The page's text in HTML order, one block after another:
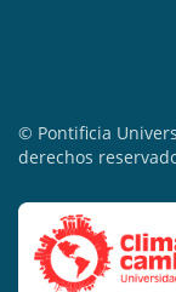
© Pontificia
derechos